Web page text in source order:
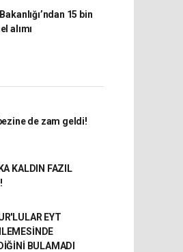
15 bin
alımı
de zam geldi!
KALDIN FAZIL
EYT
BULAMADI